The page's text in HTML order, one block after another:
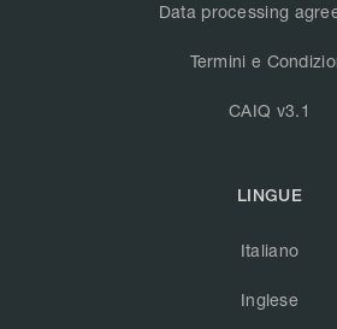
Data processing
Termini e
CAIQ v3.1
LINGUE
Italiano
Inglese